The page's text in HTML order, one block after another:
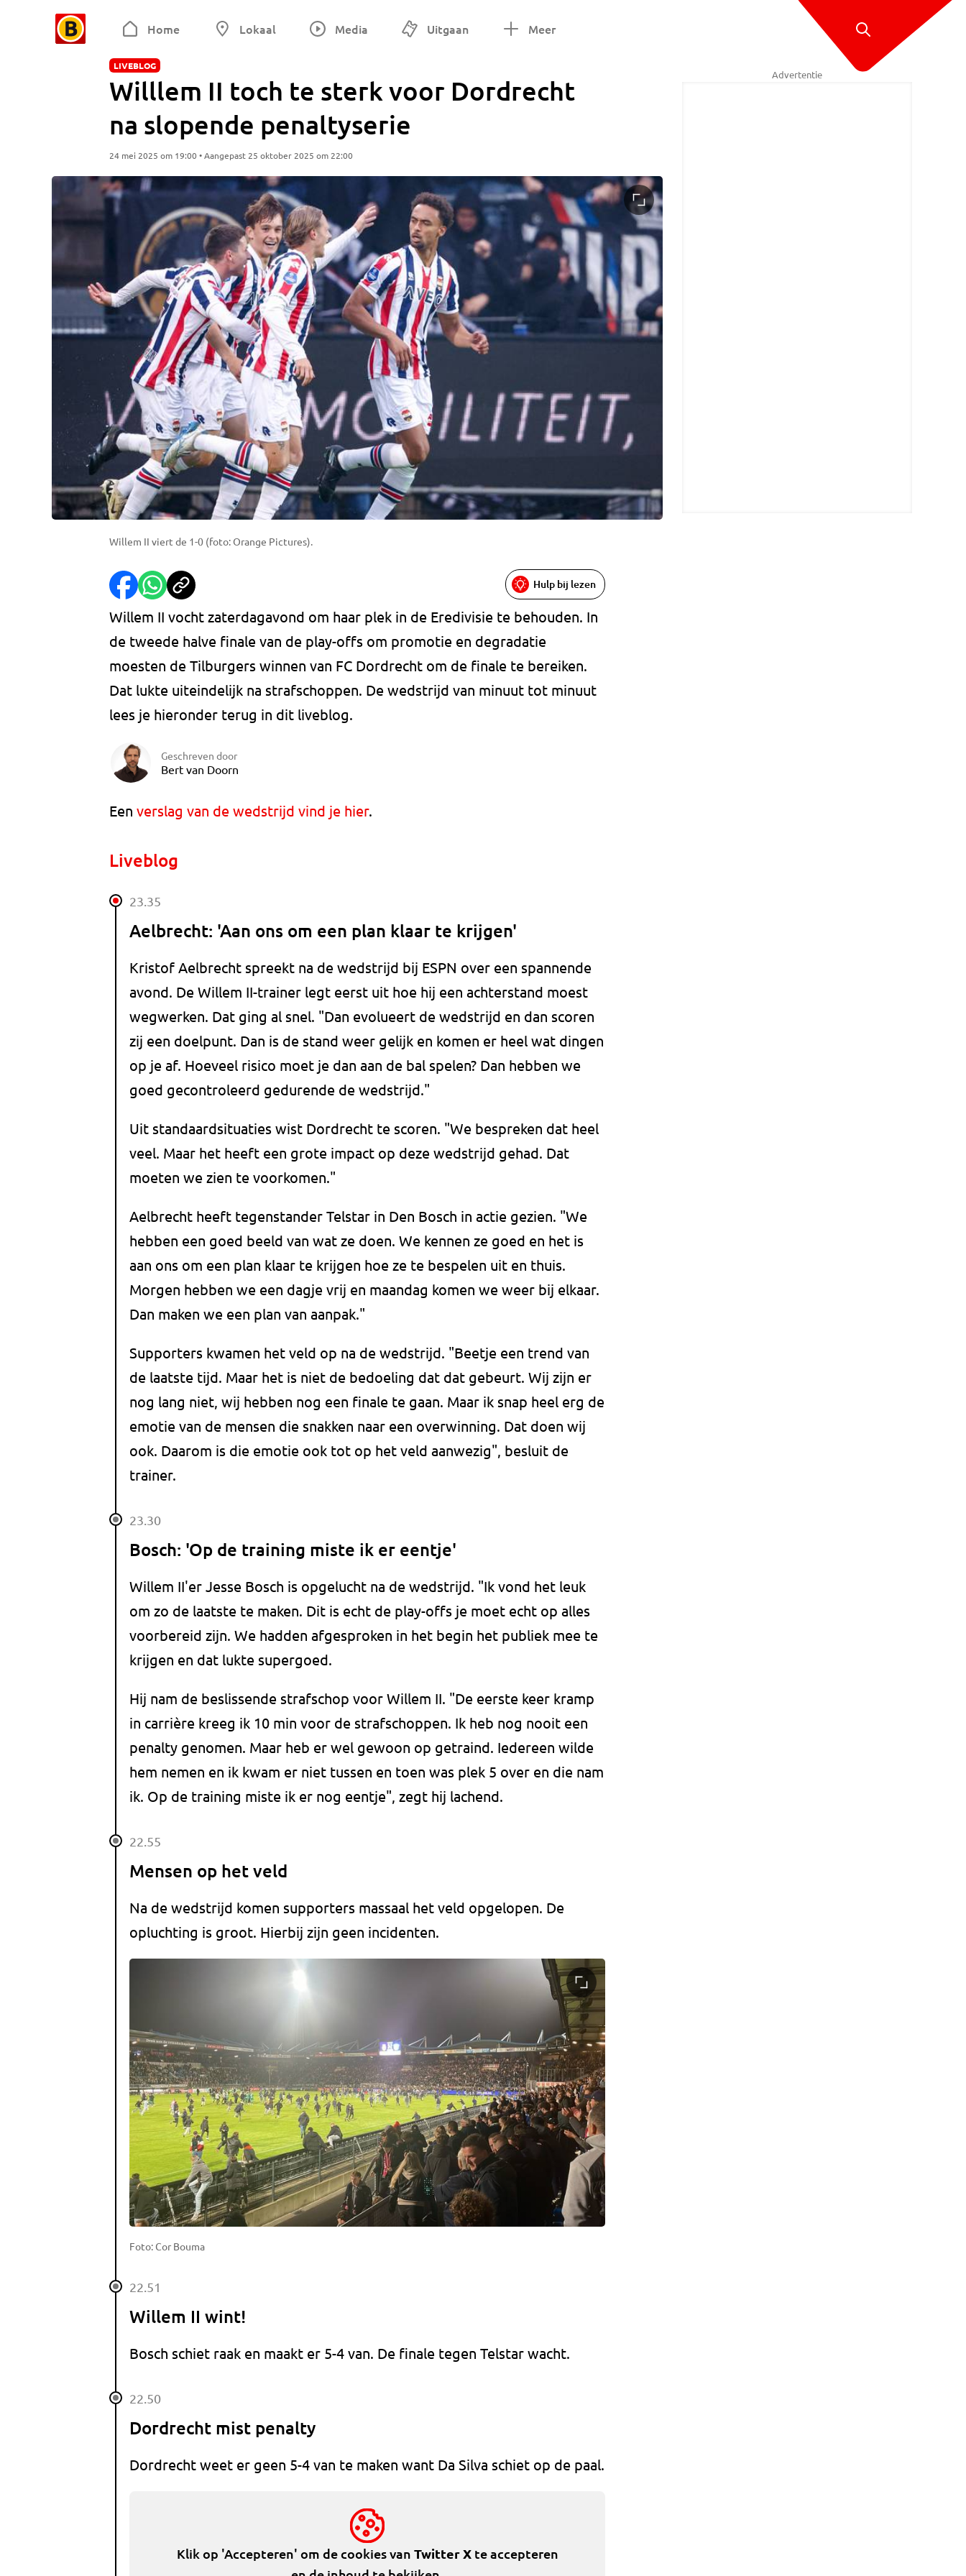
Home Lokaal Media Uitgaan Meer
LIVEBLOG
Willlem II toch te sterk voor Dordrecht
na slopende penaltyserie
24 mei 2025 om 19:00 • Aangepast 25 oktober 2025 om 22:00
Willem II viert de 1-0 (foto: Orange Pictures).
Hulp bij lezen
Willem II vocht zaterdagavond om haar plek in de Eredivisie te behouden. In
de tweede halve finale van de play-offs om promotie en degradatie
moesten de Tilburgers winnen van FC Dordrecht om de finale te bereiken.
Dat lukte uiteindelijk na strafschoppen. De wedstrijd van minuut tot minuut
lees je hieronder terug in dit liveblog.
Geschreven door
Bert van Doorn
Een verslag van de wedstrijd vind je hier.
Liveblog
23.35
Aelbrecht: 'Aan ons om een plan klaar te krijgen'
Kristof Aelbrecht spreekt na de wedstrijd bij ESPN over een spannende
avond. De Willem II-trainer legt eerst uit hoe hij een achterstand moest
wegwerken. Dat ging al snel. "Dan evolueert de wedstrijd en dan scoren
zij een doelpunt. Dan is de stand weer gelijk en komen er heel wat dingen
op je af. Hoeveel risico moet je dan aan de bal spelen? Dan hebben we
goed gecontroleerd gedurende de wedstrijd."
Uit standaardsituaties wist Dordrecht te scoren. "We bespreken dat heel
veel. Maar het heeft een grote impact op deze wedstrijd gehad. Dat
moeten we zien te voorkomen."
Aelbrecht heeft tegenstander Telstar in Den Bosch in actie gezien. "We
hebben een goed beeld van wat ze doen. We kennen ze goed en het is
aan ons om een plan klaar te krijgen hoe ze te bespelen uit en thuis.
Morgen hebben we een dagje vrij en maandag komen we weer bij elkaar.
Dan maken we een plan van aanpak."
Supporters kwamen het veld op na de wedstrijd. "Beetje een trend van
de laatste tijd. Maar het is niet de bedoeling dat dat gebeurt. Wij zijn er
nog lang niet, wij hebben nog een finale te gaan. Maar ik snap heel erg de
emotie van de mensen die snakken naar een overwinning. Dat doen wij
ook. Daarom is die emotie ook tot op het veld aanwezig", besluit de
trainer.
23.30
Bosch: 'Op de training miste ik er eentje'
Willem II'er Jesse Bosch is opgelucht na de wedstrijd. "Ik vond het leuk
om zo de laatste te maken. Dit is echt de play-offs je moet echt op alles
voorbereid zijn. We hadden afgesproken in het begin het publiek mee te
krijgen en dat lukte supergoed.
Hij nam de beslissende strafschop voor Willem II. "De eerste keer kramp
in carrière kreeg ik 10 min voor de strafschoppen. Ik heb nog nooit een
penalty genomen. Maar heb er wel gewoon op getraind. Iedereen wilde
hem nemen en ik kwam er niet tussen en toen was plek 5 over en die nam
ik. Op de training miste ik er nog eentje", zegt hij lachend.
22.55
Mensen op het veld
Na de wedstrijd komen supporters massaal het veld opgelopen. De
opluchting is groot. Hierbij zijn geen incidenten.
Foto: Cor Bouma
22.51
Willem II wint!
Bosch schiet raak en maakt er 5-4 van. De finale tegen Telstar wacht.
22.50
Dordrecht mist penalty
Dordrecht weet er geen 5-4 van te maken want Da Silva schiet op de paal.
Klik op 'Accepteren' om de cookies van Twitter Xte accepteren
Advertentie